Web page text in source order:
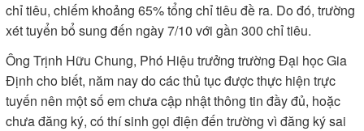
chỉ tiêu, chiếm khoảng 65% tổng chỉ tiêu đề ra. Do đó, trường
xét tuyển bổ sung đến ngày 7/10 với gần 300 chỉ tiêu.
Ông Trịnh Hữu Chung, Phó Hiệu trưởng trường Đại học Gia
Định cho biết, năm nay do các thủ tục được thực hiện trực
tuyến nên một số em chưa cập nhật thông tin đầy đủ, hoặc
chưa đăng ký, có thí sinh gọi điện đến trường vì đăng ký sai